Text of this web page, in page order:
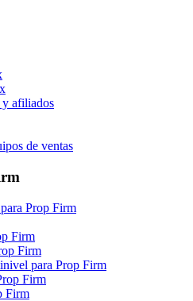
afiliados
de ventas
Prop Firm
Firm
Firm
para Prop Firm
Firm
Firm